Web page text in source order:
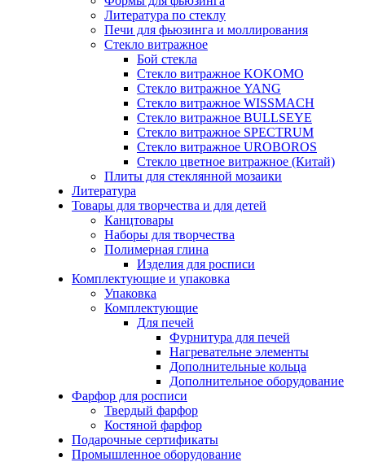
Литература по стеклу
Печи для фьюзинга и моллирования
Стекло витражное
Бой стекла
Стекло витражное KOKOMO
Стекло витражное YANG
Стекло витражное WISSMACH
Стекло витражное BULLSEYE
Стекло витражное SPECTRUM
Стекло витражное UROBOROS
Стекло цветное витражное (Китай)
Плиты для стеклянной мозаики
Литература
Товары для творчества и для детей
Канцтовары
Наборы для творчества
Полимерная глина
Изделия для росписи
Комплектующие и упаковка
Упаковка
Комплектующие
Для печей
Фурнитура для печей
Нагревательне элементы
Дополнительные кольца
Дополнительное оборудование
Фарфор для росписи
Твердый фарфор
Костяной фарфор
Подарочные сертификаты
Промышленное оборудование